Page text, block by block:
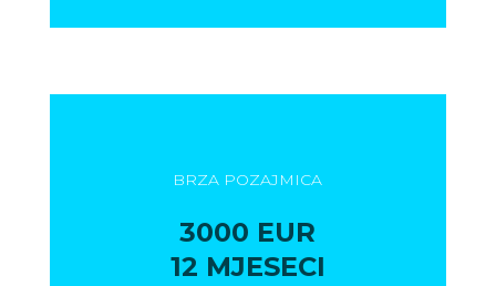
BRZA POZAJMICA
3000 EUR
12 MJESECI